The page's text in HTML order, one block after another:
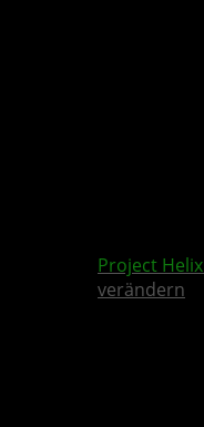
Project Helix
verändern